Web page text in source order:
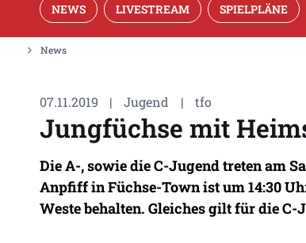
NEWS LIVESTREAM SPIELPLÄNE
News
07.11.2019 | Jugend | tfo
Jungfüchse mit
Die A-, sowie die C-Jugend treten am
Anpfiff in Füchse-Town ist um 14:30
Weste behalten. Gleiches gilt für die